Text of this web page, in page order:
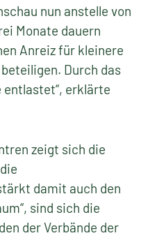
nun anstelle von
Monate dauern
Anreiz für kleinere
Durch das
entlastet“, erklärte
zeigt sich die
damit auch den
sind sich die
der Verbände der